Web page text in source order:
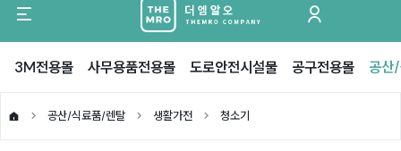
3M전용몰 사무용품전용몰 도로안전시설물 공구전용몰 공산
공산/식료품/렌탈 생활가전 청소기